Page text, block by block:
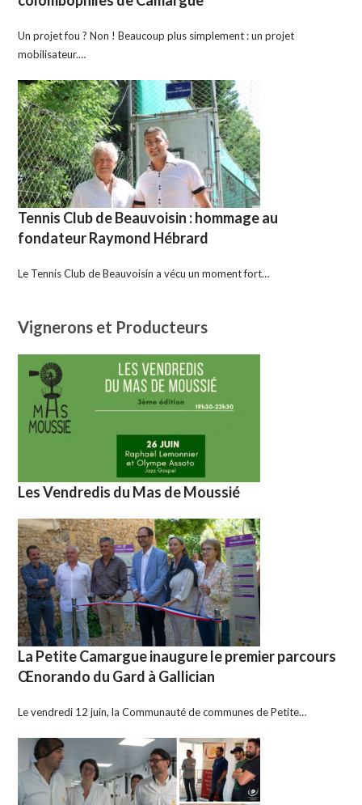
Un projet fou ? Non ! Beaucoup plus simplement : un projet
mobilisateur.…
Tennis Club de Beauvoisin : hommage au
fondateur Raymond Hébrard
Le Tennis Club de Beauvoisin a vécu un moment fort…
Vignerons et Producteurs
Les Vendredis du Mas de Moussié
La Petite Camargue inaugure le premier parcours
Œnorando du Gard à Gallician
Le vendredi 12 juin, la Communauté de communes de Petite…